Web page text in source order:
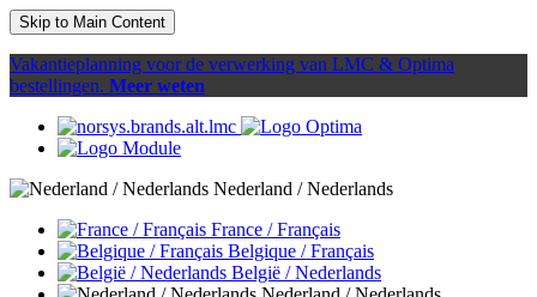
Skip to Main Content
Vakantieplanning voor de verwerking van LMC & Optima
bestellingen. Meer weten
Nederland / Nederlands
France / Français
Belgique / Français
België / Nederlands